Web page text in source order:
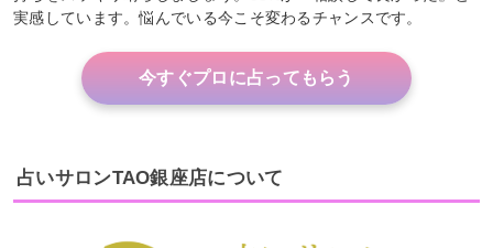
実感しています。悩んでいる今こそ変わるチャンスです。
今すぐプロに占ってもらう
占いサロンTAO銀座店について